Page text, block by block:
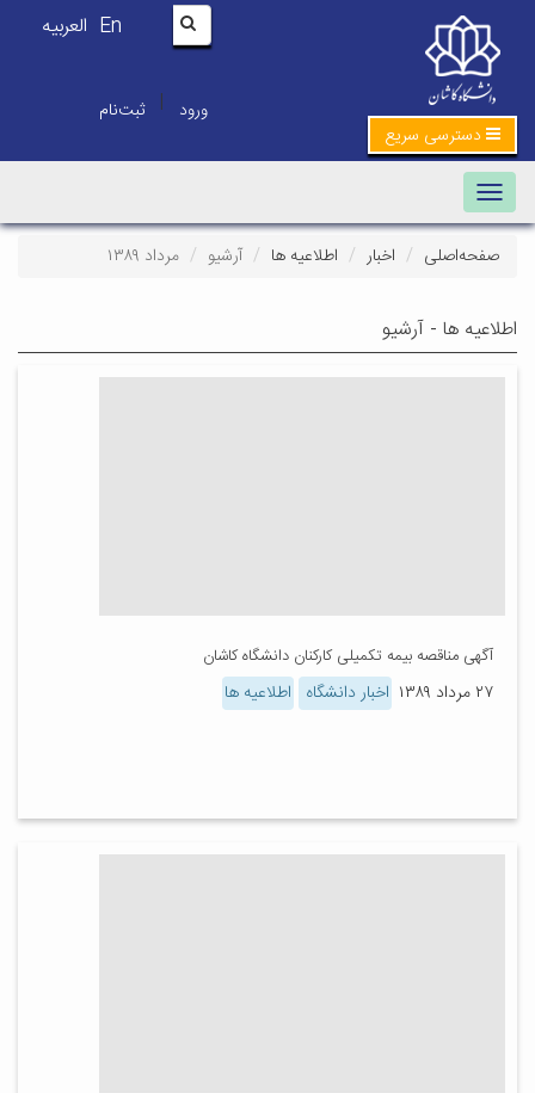
En العربیه
ورود | ثبت‌نام
دسترسی سریع
Toggle navigation
صفحه‌اصلی اخبار اطلاعیه ها آرشیو مرداد ۱۳۸۹
اطلاعیه ها - آرشیو
آگهی مناقصه بیمه تکمیلی کارکنان دانشگاه کاشان
۲۷ مرداد ۱۳۸۹ اخبار دانشگاه اطلاعیه ها